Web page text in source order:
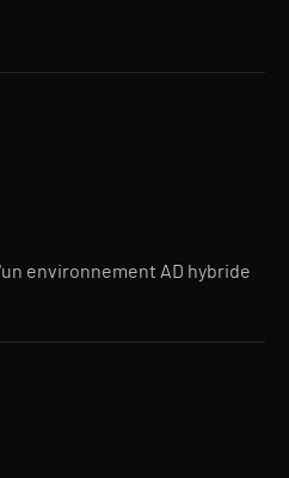
environnement AD hybride